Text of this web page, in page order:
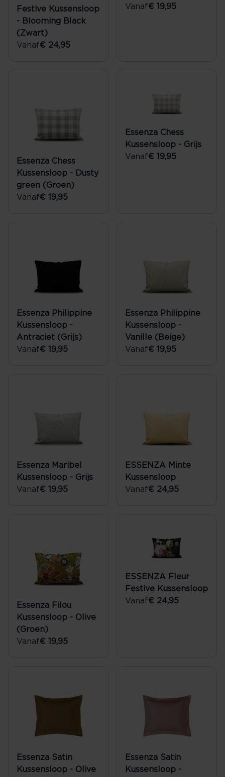
Festive Kussensloop
- Blooming Black
(Zwart)
Vanaf€ 24,95
Vanaf€ 19,95
Essenza Chess
Kussensloop - Dusty
green (Groen)
Vanaf€ 19,95
Essenza Chess
Kussensloop - Grijs
Vanaf€ 19,95
Essenza Philippine
Kussensloop -
Antraciet (Grijs)
Vanaf€ 19,95
Essenza Philippine
Kussensloop -
Vanille (Beige)
Vanaf€ 19,95
Essenza Maribel
Kussensloop - Grijs
Vanaf€ 19,95
ESSENZA Minte
Kussensloop
Vanaf€ 24,95
Essenza Filou
Kussensloop - Olive
(Groen)
Vanaf€ 19,95
ESSENZA Fleur
Festive Kussensloop
Vanaf€ 24,95
Essenza Satin
Kussensloop - Olive
Essenza Satin
Kussensloop -